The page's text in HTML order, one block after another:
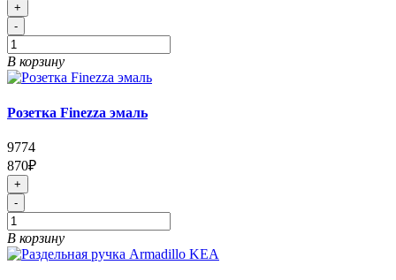
+
-
В корзину
Розетка Finezza эмаль
9774
870₽
+
-
В корзину